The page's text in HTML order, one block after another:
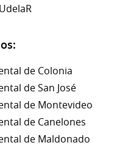
de Colonia
de San José
de Montevideo
de Canelones
de Maldonado